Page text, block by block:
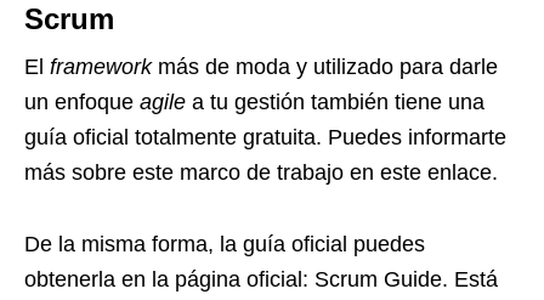
Scrum
El frameworkmás de moda y utilizado para darle
un enfoque agile a tu gestión también tiene una
guía oficial totalmente gratuita. Puedes informarte
más sobre este marco de trabajo en este enlace.
De la misma forma, la guía oficial puedes
obtenerla en la página oficial: Scrum Guide. Está